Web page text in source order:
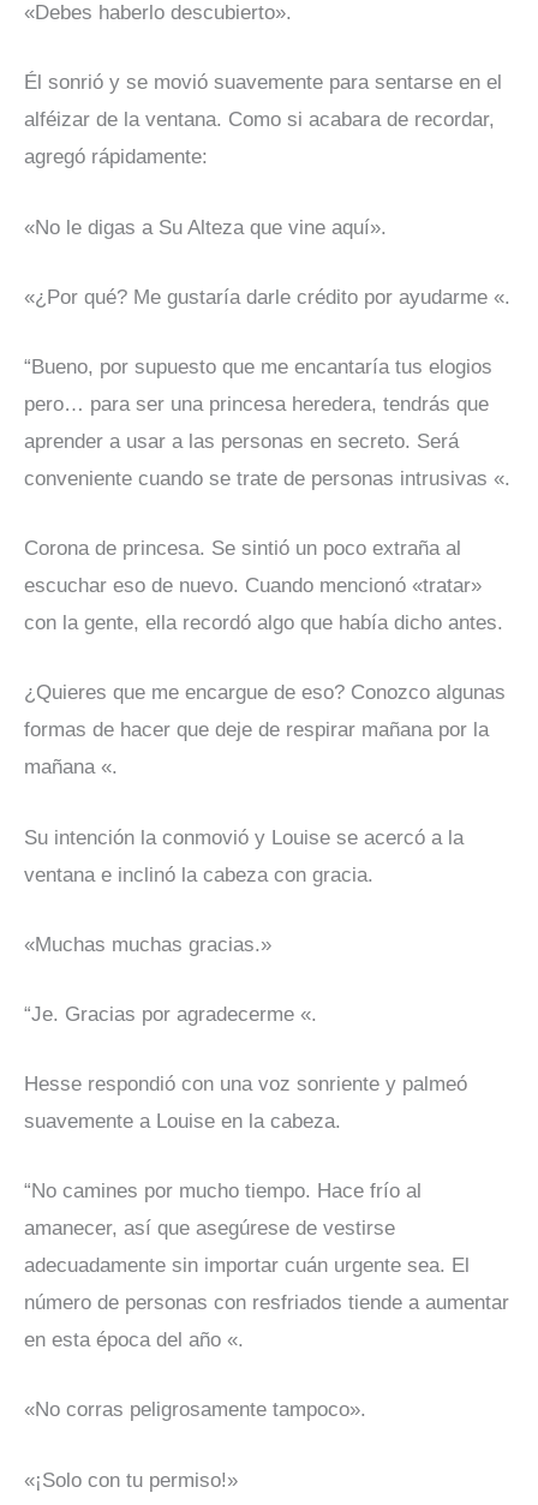
«Debes haberlo descubierto».
Él sonrió y se movió suavemente para sentarse en el
alféizar de la ventana. Como si acabara de recordar,
agregó rápidamente:
«No le digas a Su Alteza que vine aquí».
«¿Por qué? Me gustaría darle crédito por ayudarme «.
“Bueno, por supuesto que me encantaría tus elogios
pero… para ser una princesa heredera, tendrás que
aprender a usar a las personas en secreto. Será
conveniente cuando se trate de personas intrusivas «.
Corona de princesa. Se sintió un poco extraña al
escuchar eso de nuevo. Cuando mencionó «tratar»
con la gente, ella recordó algo que había dicho antes.
¿Quieres que me encargue de eso? Conozco algunas
formas de hacer que deje de respirar mañana por la
mañana «.
Su intención la conmovió y Louise se acercó a la
ventana e inclinó la cabeza con gracia.
«Muchas muchas gracias.»
“Je. Gracias por agradecerme «.
Hesse respondió con una voz sonriente y palmeó
suavemente a Louise en la cabeza.
“No camines por mucho tiempo. Hace frío al
amanecer, así que asegúrese de vestirse
adecuadamente sin importar cuán urgente sea. El
número de personas con resfriados tiende a aumentar
en esta época del año «.
«No corras peligrosamente tampoco».
«¡Solo con tu permiso!»